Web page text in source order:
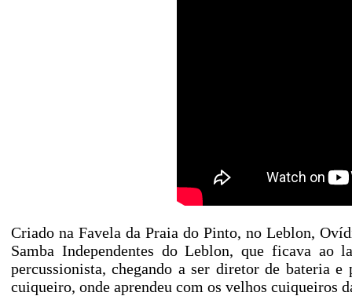
Criado na Favela da Praia do Pinto, no Leblon,
Samba Independentes do Leblon, que ficava
percussionista, chegando a ser diretor de bateria
cuiqueiro, onde aprendeu com os velhos cuiqueiros